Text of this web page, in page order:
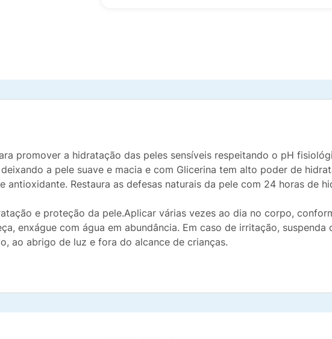
promover a hidratação das peles sensíveis respeitando o pH
a pele suave e macia e com Glicerina tem alto poder de
antioxidante. Restaura as defesas naturais da pele com 24 horas de
e proteção da pele.Aplicar várias vezes ao dia no corpo,
enxágue com água em abundância. Em caso de irritação, suspenda
ao abrigo de luz e fora do alcance de crianças.